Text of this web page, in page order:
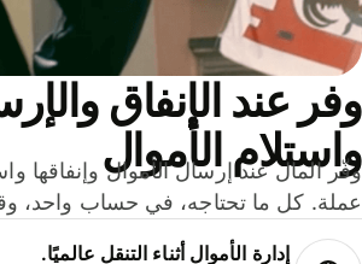
عند الإنفاق
الأموال
كل ما تحتاجه، في حساب واحد،
إدارة الأموال أثناء التنقل عالميًا.